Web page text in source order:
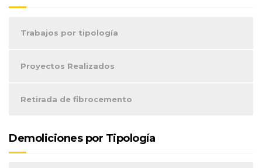
Trabajos por tipología
Proyectos Realizados
Retirada de fibrocemento
Demoliciones por Tipología